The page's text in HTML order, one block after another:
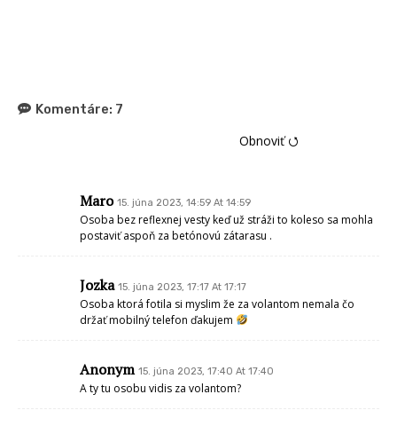
Komentáre: 7
Obnoviť ⭯
Maro 15. júna 2023, 14:59 At 14:59
Osoba bez reflexnej vesty keď už stráži to koleso sa mohla
postaviť aspoň za betónovú zátarasu .
Jozka 15. júna 2023, 17:17 At 17:17
Osoba ktorá fotila si myslim že za volantom nemala čo
držať mobilný telefon ďakujem
Anonym 15. júna 2023, 17:40 At 17:40
A ty tu osobu vidis za volantom?